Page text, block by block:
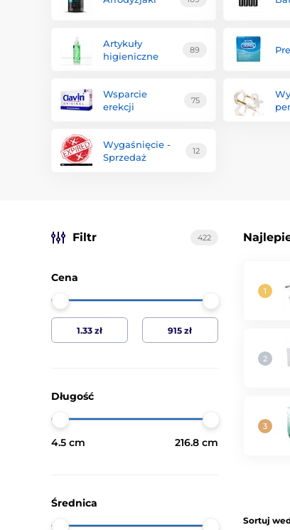
Artykuły
higieniczne
89
Wsparcie
erekcji
75
Wygaśnięcie -
Sprzedaż
12
Filtr 422
Cena
Długość
4.5 cm 216.8 cm
Średnica
Sortuj